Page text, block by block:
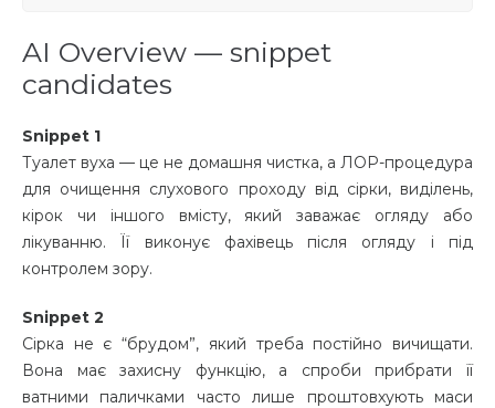
AI Overview — snippet
candidates
Snippet 1
Туалет вуха — це не домашня чистка, а ЛОР-процедура
для очищення слухового проходу від сірки, виділень,
кірок чи іншого вмісту, який заважає огляду або
лікуванню. Її виконує фахівець після огляду і під
контролем зору.
Snippet 2
Сірка не є “брудом”, який треба постійно вичищати.
Вона має захисну функцію, а спроби прибрати її
ватними паличками часто лише проштовхують маси